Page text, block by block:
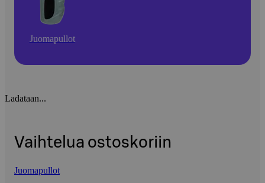
Juomapullot
Ladataan...
Vaihtelua ostoskoriin
Juomapullot